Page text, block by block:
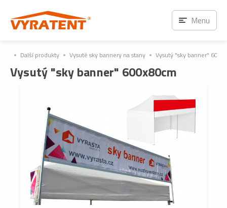
Další produkty Vysuté sky bannery na stany Vysutý "sky banner"
Vysutý "sky banner" 600x80cm
Menu